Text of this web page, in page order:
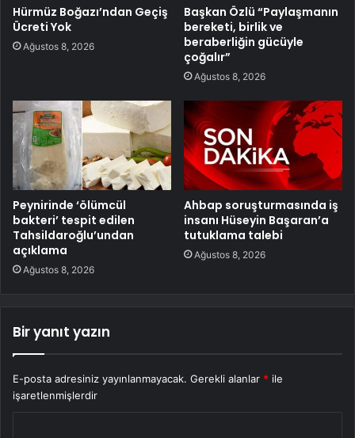
Hürmüz Boğazı’ndan Geçiş
Ücreti Yok
Ağustos 8, 2026
Başkan Özlü “Paylaşmanın
bereketi, birlik ve
beraberliğin gücüyle
çoğalır”
Ağustos 8, 2026
Peynirinde ‘ölümcül
bakteri’ tespit edilen
Tahsildaroğlu’undan
açıklama
Ağustos 8, 2026
Ahbap soruşturmasında iş
insanı Hüseyin Başaran’a
tutuklama talebi
Ağustos 8, 2026
Bir yanıt yazın
E-posta adresiniz yayınlanmayacak. Gerekli alanlar * ile
işaretlenmişlerdir